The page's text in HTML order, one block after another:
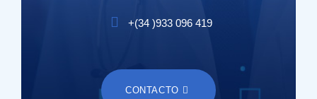
+(34 )933 096 419
CONTACTO